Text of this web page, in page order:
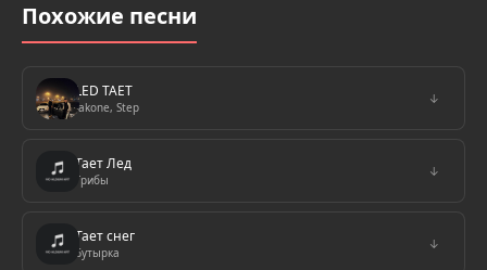
Похожие песни
LED TAET
Jakone, Step
↓
Тает Лед
Грибы
↓
Тает снег
Бутырка
↓